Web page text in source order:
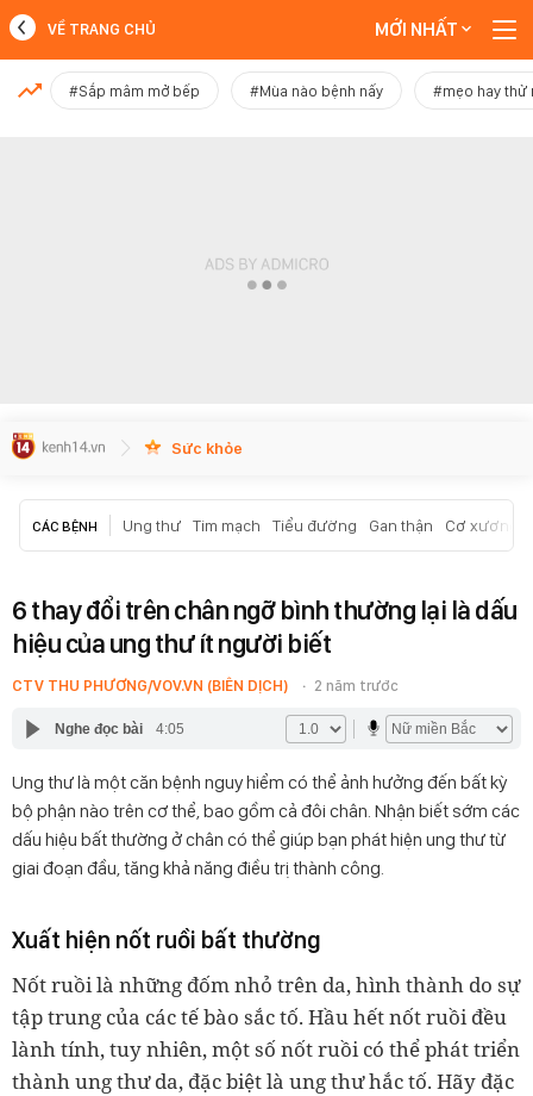
MỚI NHẤT
VỀ TRANG CHỦ MỚI NHẤT
#Sắp mâm mở bếp #Mùa nào bệnh nấy #mẹo hay thử
Sức khỏe
CÁC BỆNH Ung thư Tim mạch Tiểu đường Gan thận Cơ xương
6 thay đổi trên chân ngỡ bình thường lại là dấu
hiệu của ung thư ít người biết
CTV THU PHƯƠNG/VOV.VN (BIÊN DỊCH) 2 năm trước
Nghe đọc bài 4:05
Ung thư là một căn bệnh nguy hiểm có thể ảnh hưởng đến bất kỳ
bộ phận nào trên cơ thể, bao gồm cả đôi chân. Nhận biết sớm các
dấu hiệu bất thường ở chân có thể giúp bạn phát hiện ung thư từ
giai đoạn đầu, tăng khả năng điều trị thành công.
Xuất hiện nốt ruồi bất thường
Nốt ruồi là những đốm nhỏ trên da, hình thành do sự
tập trung của các tế bào sắc tố. Hầu hết nốt ruồi đều
lành tính, tuy nhiên, một số nốt ruồi có thể phát triển
thành ung thư da, đặc biệt là ung thư hắc tố. Hãy đặc